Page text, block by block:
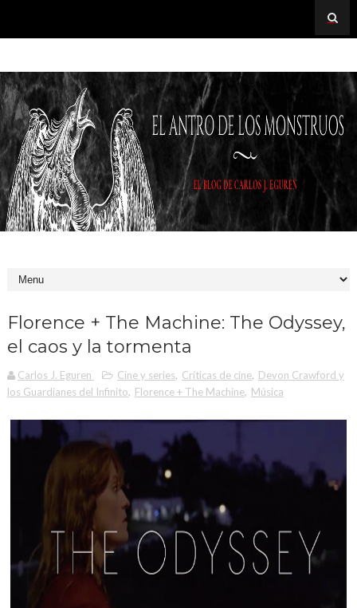
Florence + The Machine: The Odyssey,
el caos y la tormenta
Carlos J. Eguren Cine y series, Críticas de cine, Devon Crawford y
los Guardianes del Infinito, Florence + The Machine, Música